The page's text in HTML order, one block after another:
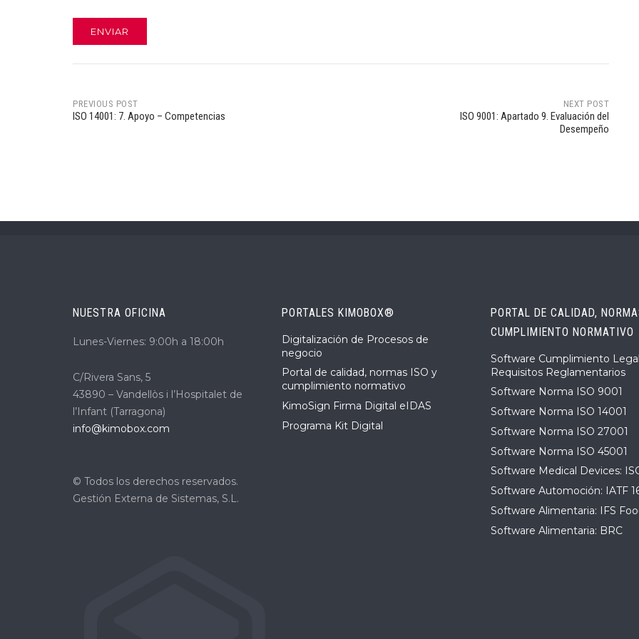
Post
PREVIOUS POST
ISO 14001: 7. Apoyo – Competencias
NEXT POST
ISO 9001: Apartado 9. Evaluación del
Desempeño
NUESTRA OFICINA
Lunes-Viernes: 9:00h a 18:00h
C/Rivera Sans, 5
43890 – Vandellòs i l’Hospitalet de
l’Infant (Tarragona)
info@kimobox.com
© Todos los derechos reservados.
Gestión Externa de Sistemas, S.L.
PORTALES KIMOBOX®
Digitalización de Procesos de
negocio
Portal de calidad, normas ISO y
cumplimiento normativo
KimoSign Firma Digital eIDAS
Programa Kit Digital
PORTAL DE CALIDAD,
CUMPLIMIENTO NORMATIVO
Software Cumplimiento
Requisitos Reglamentarios
Software Norma ISO 9001
Software Norma ISO 14001
Software Norma ISO 27001
Software Norma ISO 45001
Software Medical Devices:
Software Automoción: IATF
Software Alimentaria: IFS
Software Alimentaria: BRC